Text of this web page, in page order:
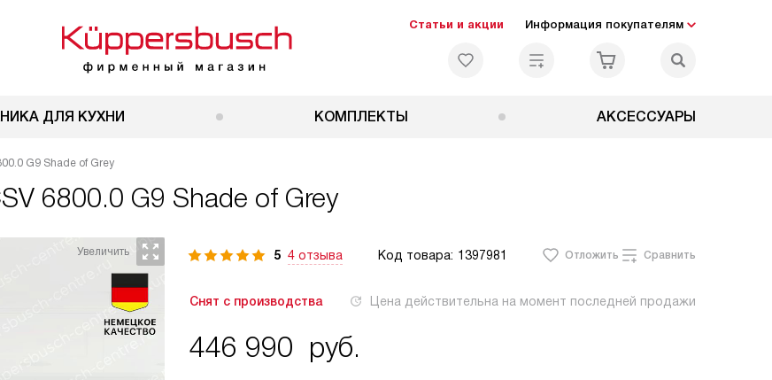
Статьи и акции Информация покупателям
ДЛЯ КУХНИ КОМПЛЕКТЫ АКСЕССУАРЫ
G9 Shade of Grey
6800.0 G9 Shade of Grey
5 4 отзыва Код товара: 1397981 Отложить Сравнить
Снят с производства Цена действительна на момент последней продажи
446 990 руб.